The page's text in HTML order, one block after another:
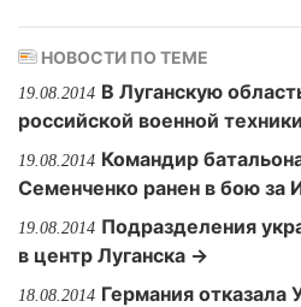
НОВОСТИ ПО ТЕМЕ
19.08.2014 В Луганскую
российской военной
19.08.2014 Командир
Семенченко ранен в бою за
19.08.2014 Подразделения
в центр Луганска →
18.08.2014 Германия отказала